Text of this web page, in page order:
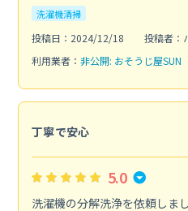
洗濯機清掃
投稿日：2024/12/18
投稿者：
利用業者： 非公開: おそうじ屋SUN
丁寧で安心
5.0
洗濯機の分解洗浄を依頼しま